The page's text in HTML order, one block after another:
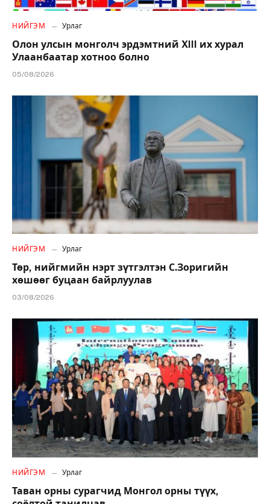
НИЙГЭМ Урлаг
Олон улсын монголч эрдэмтний XIII их хурал
Улаанбаатар хотноо болно
05/08/2026
НИЙГЭМ Урлаг
Төр, нийгмийн нэрт зүтгэлтэн С.Зоригийн
хөшөөг буцаан байрлуулав
03/08/2026
НИЙГЭМ Урлаг
Таван орны сурагчид Монгол орны түүх,